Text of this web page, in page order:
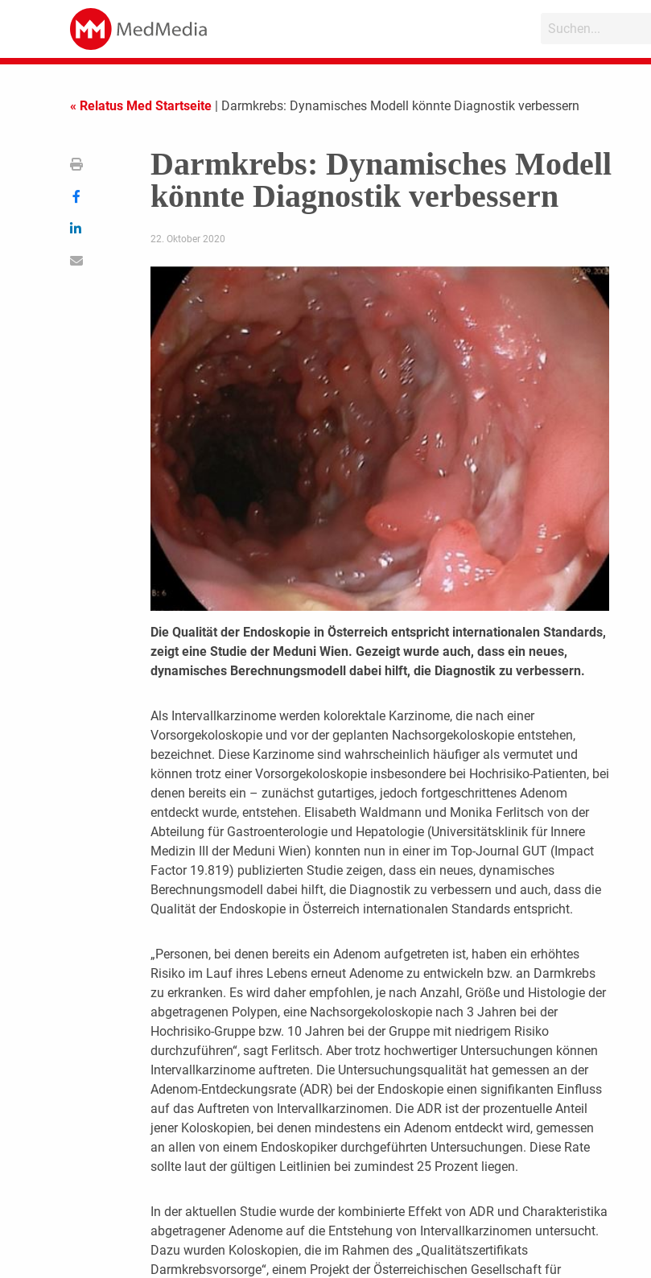
« Relatus Med Startseite | Darmkrebs: Dynamisches Modell könnte Diagnostik verbessern
Darmkrebs: Dynamisches Modell
könnte Diagnostik verbessern
22. Oktober 2020
Die Qualität der Endoskopie in Österreich entspricht internationalen Standards,
zeigt eine Studie der Meduni Wien. Gezeigt wurde auch, dass ein neues,
dynamisches Berechnungsmodell dabei hilft, die Diagnostik zu verbessern.
Als Intervallkarzinome werden kolorektale Karzinome, die nach einer
Vorsorgekoloskopie und vor der geplanten Nachsorgekoloskopie entstehen,
bezeichnet. Diese Karzinome sind wahrscheinlich häufiger als vermutet und
können trotz einer Vorsorgekoloskopie insbesondere bei Hochrisiko-Patienten, bei
denen bereits ein – zunächst gutartiges, jedoch fortgeschrittenes Adenom
entdeckt wurde, entstehen. Elisabeth Waldmann und Monika Ferlitsch von der
Abteilung für Gastroenterologie und Hepatologie (Universitätsklinik für Innere
Medizin III der Meduni Wien) konnten nun in einer im Top-Journal GUT (Impact
Factor 19.819) publizierten Studie zeigen, dass ein neues, dynamisches
Berechnungsmodell dabei hilft, die Diagnostik zu verbessern und auch, dass die
Qualität der Endoskopie in Österreich internationalen Standards entspricht.
„Personen, bei denen bereits ein Adenom aufgetreten ist, haben ein erhöhtes
Risiko im Lauf ihres Lebens erneut Adenome zu entwickeln bzw. an Darmkrebs
zu erkranken. Es wird daher empfohlen, je nach Anzahl, Größe und Histologie der
abgetragenen Polypen, eine Nachsorgekoloskopie nach 3 Jahren bei der
Hochrisiko-Gruppe bzw. 10 Jahren bei der Gruppe mit niedrigem Risiko
durchzuführen“, sagt Ferlitsch. Aber trotz hochwertiger Untersuchungen können
Intervallkarzinome auftreten. Die Untersuchungsqualität hat gemessen an der
Adenom-Entdeckungsrate (ADR) bei der Endoskopie einen signifikanten Einfluss
auf das Auftreten von Intervallkarzinomen. Die ADR ist der prozentuelle Anteil
jener Koloskopien, bei denen mindestens ein Adenom entdeckt wird, gemessen
an allen von einem Endoskopiker durchgeführten Untersuchungen. Diese Rate
sollte laut der gültigen Leitlinien bei zumindest 25 Prozent liegen.
In der aktuellen Studie wurde der kombinierte Effekt von ADR und Charakteristika
abgetragener Adenome auf die Entstehung von Intervallkarzinomen untersucht.
Dazu wurden Koloskopien, die im Rahmen des „Qualitätszertifikats
Darmkrebsvorsorge“, einem Projekt der Österreichischen Gesellschaft für